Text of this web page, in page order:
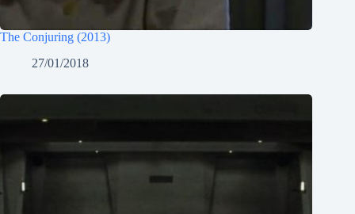
The Conjuring (2013)
27/01/2018